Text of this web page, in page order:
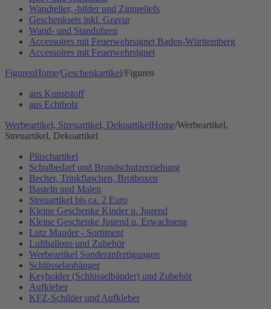
Wandteller, -bilder und Zinnreliefs
Geschenksets inkl. Gravur
Wand- und Standuhren
Accessoires mit Feuerwehrsignet Baden-Württemberg
Accessoires mit Feuerwehrsignet
FigurenHome/Geschenkartikel/Figuren
aus Kunststoff
aus Echtholz
Werbeartikel, Streuartikel, DekoartikelHome/Werbeartikel,
Streuartikel, Dekoartikel
Plüschartikel
Schulbedarf und Brandschutzerziehung
Becher, Trinkflaschen, Brotboxen
Basteln und Malen
Streuartikel bis ca. 2 Euro
Kleine Geschenke Kinder u. Jugend
Kleine Geschenke Jugend u. Erwachsene
Lutz Mauder - Sortiment
Luftballons und Zubehör
Werbeartikel Sonderanfertigungen
Schlüsselanhänger
Keyholder (Schlüsselbänder) und Zubehör
Aufkleber
KFZ-Schilder und Aufkleber